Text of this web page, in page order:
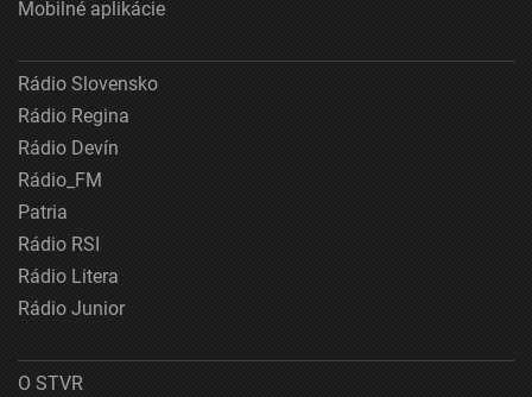
Mobilné aplikácie
Rádio Slovensko
Rádio Regina
Rádio Devín
Rádio_FM
Patria
Rádio RSI
Rádio Litera
Rádio Junior
O STVR